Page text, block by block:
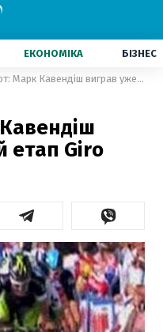
ЕКОНОМІКА БІЗНЕС
Велоспорт: Марк Кавендіш виграв уже третій етап Giro d'Italia
етап Giro